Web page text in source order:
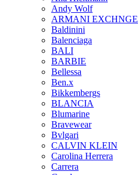
Andy Wolf
ARMANI EXCHNGE
Baldinini
Balenciaga
BALI
BARBIE
Bellessa
Ben.x
Bikkembergs
BLANCIA
Blumarine
Bravewear
Bvlgari
CALVIN KLEIN
Carolina Herrera
Carrera